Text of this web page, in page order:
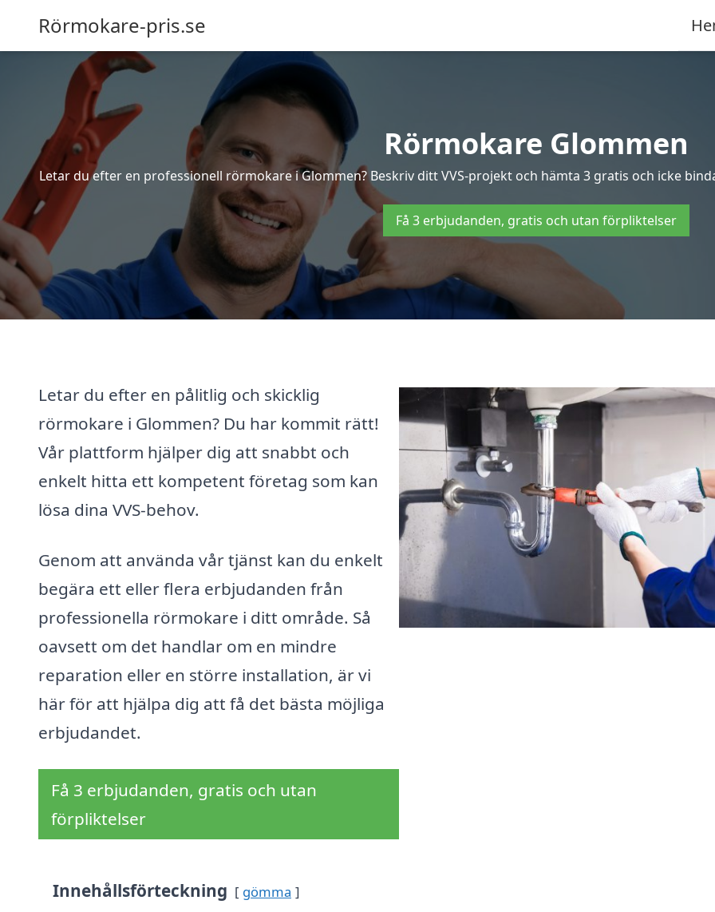
Rörmokare-pris.se
Rörmokare Glommen
Letar du efter en professionell rörmokare i Glommen? Beskriv ditt VVS-projekt och hämta 3 gratis och icke
Få 3 erbjudanden, gratis och utan förpliktelser
Letar du efter en pålitlig och skicklig
rörmokare i Glommen? Du har kommit rätt!
Vår plattform hjälper dig att snabbt och
enkelt hitta ett kompetent företag som kan
lösa dina VVS-behov.
Genom att använda vår tjänst kan du enkelt
begära ett eller flera erbjudanden från
professionella rörmokare i ditt område. Så
oavsett om det handlar om en mindre
reparation eller en större installation, är vi
här för att hjälpa dig att få det bästa möjliga
erbjudandet.
Få 3 erbjudanden, gratis och utan
förpliktelser
Innehållsförteckning gömma